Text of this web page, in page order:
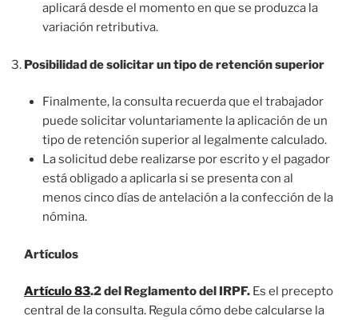
aplicará desde el momento en que se produzca la
variación retributiva.
Posibilidad de solicitar un tipo de retención superior
Finalmente, la consulta recuerda que el trabajador
puede solicitar voluntariamente la aplicación de un
tipo de retención superior al legalmente calculado.
La solicitud debe realizarse por escrito y el pagador
está obligado a aplicarla si se presenta con al
menos cinco días de antelación a la confección de la
nómina.
Artículos
Artículo 83.2 del Reglamento del IRPF. Es el precepto
central de la consulta. Regula cómo debe calcularse la